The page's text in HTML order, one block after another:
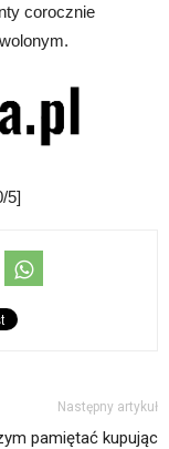
corocznie
5]
Następny artykuł
pamiętać kupując